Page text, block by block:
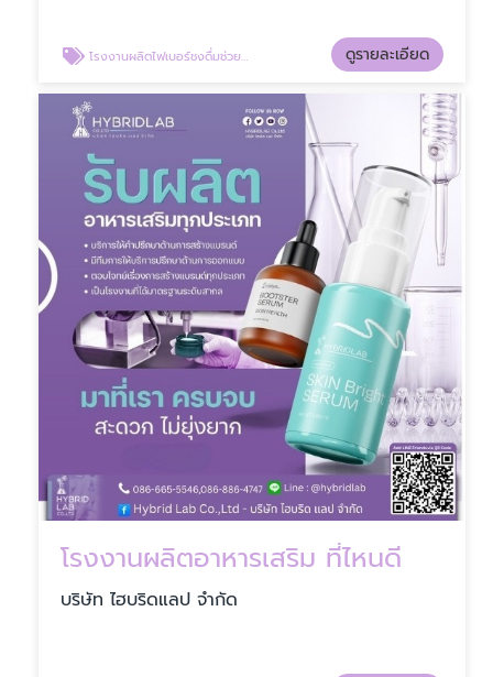
โรงงานผลิตไฟเบอร์ชงดื่มช่วยขับถ่าย OEM ปทุมธานี ดูรายละเอียด
โรงงานผลิตอาหารเสริม ที่ไหนดี
บริษัท ไฮบริดแลป จำกัด